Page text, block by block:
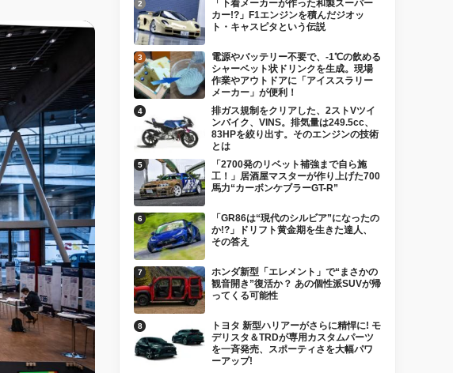
「下着メーカーが作った和製スーパー
カー!?」F1エンジンを積んだジオッ
ト・キャスピタという伝説
電源やバッテリー不要で、-1℃の飲める
シャーベット状ドリンクを生成。現場
作業やアウトドアに「アイススラリー
メーカー」が便利！
排ガス規制をクリアした、2ストVツイ
ンバイク、VINS。排気量は249.5cc、
83HPを絞り出す。そのエンジンの技術
とは
「2700発のリベット補強まで自ら施
工！」居酒屋マスターが作り上げた700
馬力“カーボンケブラーGT-R”
「GR86は“現代のシルビア”になったの
か!?」ドリフト黄金期を生きた達人、
その答え
ホンダ新型「エレメント」で“まさかの
観音開き”復活か？ あの個性派SUVが帰
ってくる可能性
トヨタ 新型ハリアーがさらに精悍に! モ
デリスタ＆TRDが専用カスタムパーツ
を一斉発売、スポーティさを大幅パワ
ーアップ!